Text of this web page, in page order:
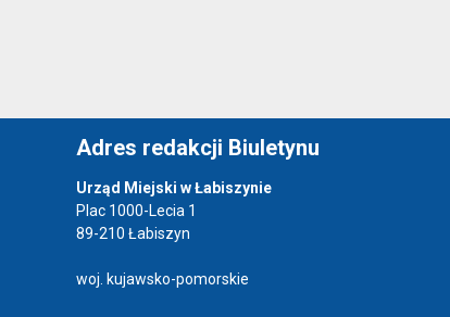
Adres redakcji Biuletynu
Urząd Miejski w Łabiszynie
Plac 1000-Lecia 1
89-210 Łabiszyn
woj. kujawsko-pomorskie